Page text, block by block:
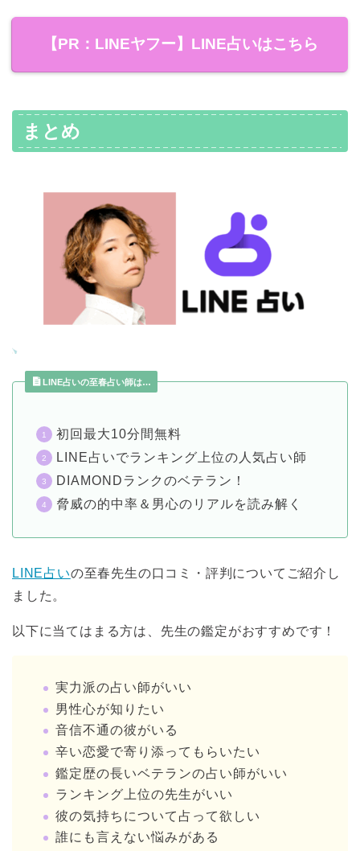
【PR：LINEヤフー】LINE占いはこちら
まとめ
LINE占いの至春占い師は…
初回最大10分間無料
LINE占いでランキング上位の人気占い師
DIAMONDランクのベテラン！
脅威の的中率＆男心のリアルを読み解く
LINE占いの至春先生の口コミ・評判についてご紹介し
ました。
以下に当てはまる方は、先生の鑑定がおすすめです！
実力派の占い師がいい
男性心が知りたい
音信不通の彼がいる
辛い恋愛で寄り添ってもらいたい
鑑定歴の長いベテランの占い師がいい
ランキング上位の先生がいい
彼の気持ちについて占って欲しい
誰にも言えない悩みがある